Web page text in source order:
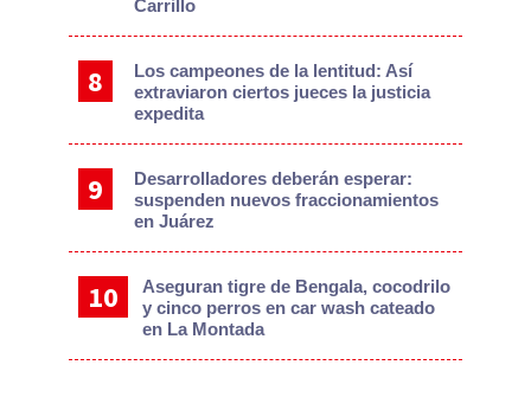
Carrillo
Los campeones de la lentitud: Así
extraviaron ciertos jueces la justicia
expedita
Desarrolladores deberán esperar:
suspenden nuevos fraccionamientos
en Juárez
Aseguran tigre de Bengala, cocodrilo
y cinco perros en car wash cateado
en La Montada